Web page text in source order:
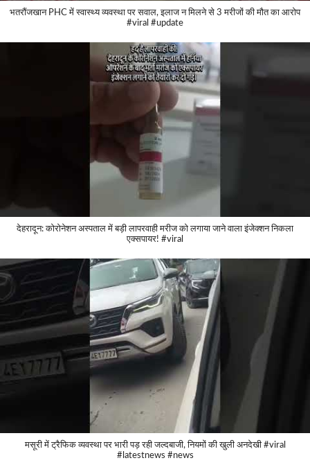
भतरौंजखान PHC में स्वास्थ्य व्यवस्था पर सवाल, इलाज न मिलने से 3 मरीजों की मौत का आरोप
#viral #update
देहरादून: कोरोनेशन अस्पताल में बड़ी लापरवाही मरीज को लगाया जाने वाला इंजेक्शन निकला
एक्सपायर! #viral
मसूरी में ट्रैफिक व्यवस्था पर भारी पड़ रही जल्दबाजी, नियमों की खुली अनदेखी #viral
#latestnews #news